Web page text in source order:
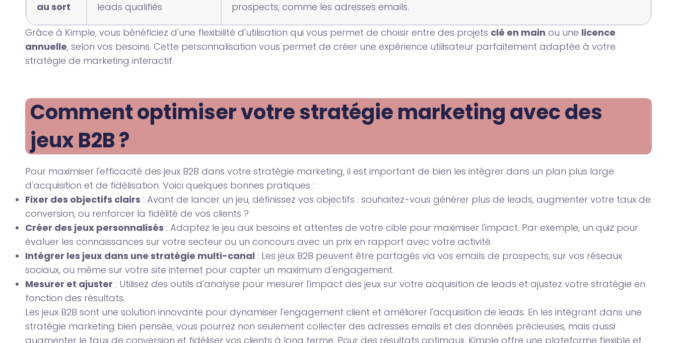
au sort
leads qualifiés
prospects, comme les adresses emails.
Grâce à Kimple, vous bénéficiez d'une flexibilité d'utilisation qui vous permet de choisir entre des projets clé en main ou une licence
annuelle, selon vos besoins. Cette personnalisation vous permet de créer une expérience utilisateur parfaitement adaptée à votre
stratégie de marketing interactif.
Comment optimiser votre stratégie marketing avec des
jeux B2B ?
Pour maximiser l'efficacité des jeux B2B dans votre stratégie marketing, il est important de bien les intégrer dans un plan plus large
d'acquisition et de fidélisation. Voici quelques bonnes pratiques :
Fixer des objectifs clairs : Avant de lancer un jeu, définissez vos objectifs : souhaitez-vous générer plus de leads, augmenter votre taux de
conversion, ou renforcer la fidélité de vos clients ?
Créer des jeux personnalisés : Adaptez le jeu aux besoins et attentes de votre cible pour maximiser l'impact. Par exemple, un quiz pour
évaluer les connaissances sur votre secteur ou un concours avec un prix en rapport avec votre activité.
Intégrer les jeux dans une stratégie multi-canal : Les jeux B2B peuvent être partagés via vos emails de prospects, sur vos réseaux
sociaux, ou même sur votre site internet pour capter un maximum d'engagement.
Mesurer et ajuster : Utilisez des outils d'analyse pour mesurer l'impact des jeux sur votre acquisition de leads et ajustez votre stratégie en
fonction des résultats.
Les jeux B2B sont une solution innovante pour dynamiser l'engagement client et améliorer l'acquisition de leads. En les intégrant dans une
stratégie marketing bien pensée, vous pourrez non seulement collecter des adresses emails et des données précieuses, mais aussi
augmenter le taux de conversion et fidéliser vos clients à long terme. Pour des résultats optimaux, Kimple offre une plateforme flexible et